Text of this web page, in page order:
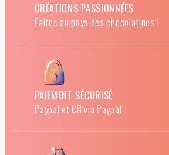
CRÉATIONS PASSIONNÉES
Faites au pays des chocolatines !
PAIEMENT SÉCURISÉ
Paypal et CB via Paypal